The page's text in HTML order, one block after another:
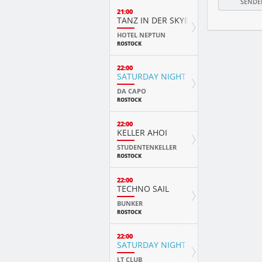
21:00
TANZ IN DER SKYBAR
HOTEL NEPTUN
ROSTOCK
22:00
SATURDAY NIGHT
DA CAPO
ROSTOCK
22:00
KELLER AHOI
STUDENTENKELLER
ROSTOCK
22:00
TECHNO SAIL
BUNKER
ROSTOCK
22:00
SATURDAY NIGHT FEVER
LT CLUB